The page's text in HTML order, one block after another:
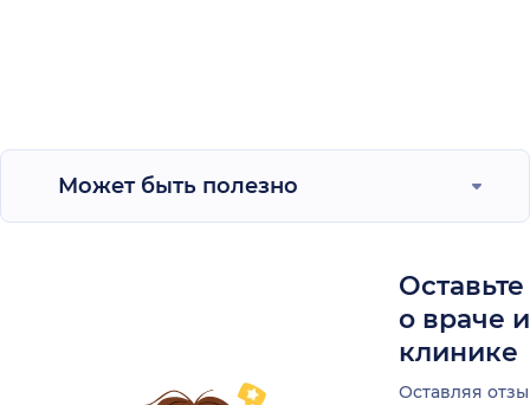
Может быть полезно
о враче
клинике
Оставляя